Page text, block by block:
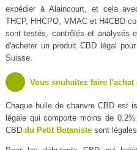
expédier à Alaincourt, et cela
THCP, HHCPO, VMAC et H4CBD
sont testés, contrôlés et analysés
d'acheter un produit CBD légal
Suisse.
Vous souhaitez faire
Chaque huile de chanvre CBD est
légale qui comporte moins de
CBD du Petit Botanistesont